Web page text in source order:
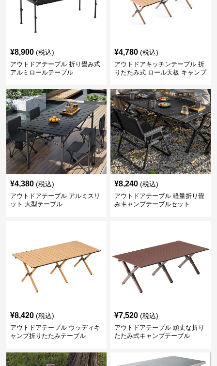
¥8,900 (税込)
アウトドアテーブル 折り畳み式
アルミロールテーブル
¥4,780 (税込)
アウトドアキッチンテーブル 折
りたたみ式 ロール天板 キャンプ
¥4,380 (税込)
アウトドアテーブル アルミスリ
ット 大型テーブル
¥8,240 (税込)
アウトドアテーブル 軽量折り畳
みキャンプテーブルセット
¥8,420 (税込)
アウトドアテーブル ウッディキ
ャンプ折りたたみテーブル
¥7,520 (税込)
アウトドアテーブル 頑丈な折り
たたみ式キャンプテーブル